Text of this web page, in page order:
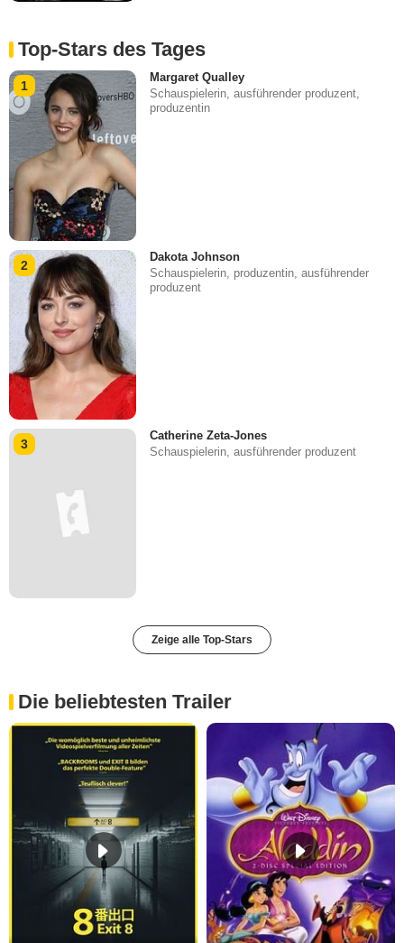
Top-Stars des Tages
1
Margaret Qualley
Schauspielerin, ausführender produzent,
produzentin
2
Dakota Johnson
Schauspielerin, produzentin, ausführender
produzent
3
Catherine Zeta-Jones
Schauspielerin, ausführender produzent
Zeige alle Top-Stars
Die beliebtesten Trailer